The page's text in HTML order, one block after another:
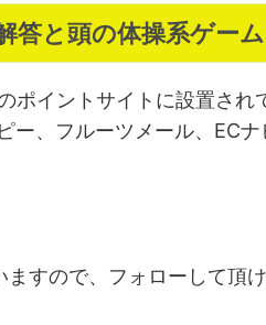
答と頭の体操系ゲーム
ポイントサイトに設置され
ー、フルーツメール、EC
すので、フォローして頂